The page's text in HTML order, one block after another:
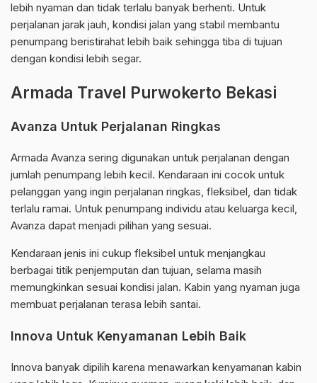
lebih nyaman dan tidak terlalu banyak berhenti. Untuk
perjalanan jarak jauh, kondisi jalan yang stabil membantu
penumpang beristirahat lebih baik sehingga tiba di tujuan
dengan kondisi lebih segar.
Armada Travel Purwokerto Bekasi
Avanza Untuk Perjalanan Ringkas
Armada Avanza sering digunakan untuk perjalanan dengan
jumlah penumpang lebih kecil. Kendaraan ini cocok untuk
pelanggan yang ingin perjalanan ringkas, fleksibel, dan tidak
terlalu ramai. Untuk penumpang individu atau keluarga kecil,
Avanza dapat menjadi pilihan yang sesuai.
Kendaraan jenis ini cukup fleksibel untuk menjangkau
berbagai titik penjemputan dan tujuan, selama masih
memungkinkan sesuai kondisi jalan. Kabin yang nyaman juga
membuat perjalanan terasa lebih santai.
Innova Untuk Kenyamanan Lebih Baik
Innova banyak dipilih karena menawarkan kenyamanan kabin